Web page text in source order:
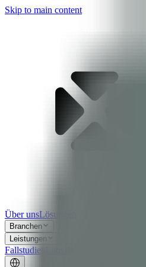
Skip to main content
Über unsLösungen
Branchen
Leistungen
Fallstudien